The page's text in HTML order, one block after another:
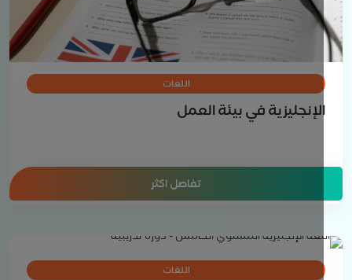
في بيئة العمل
تفاصل اكثر